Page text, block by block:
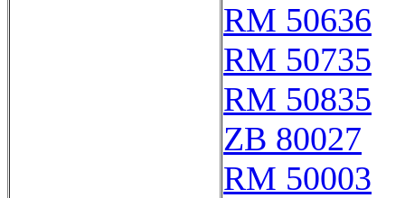
RM 50636
RM 50735
RM 50835
ZB 80027
RM 50003